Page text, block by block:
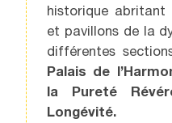
historique abritant
et pavillons de la
différentes
Palais de
la Pureté
Longévité.